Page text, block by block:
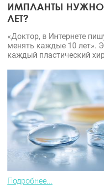
ИМПЛАНТЫ НУЖНО
ЛЕТ?
«Доктор, в Интернете
менять каждые 10 лет».
каждый пластический
Подробнее...